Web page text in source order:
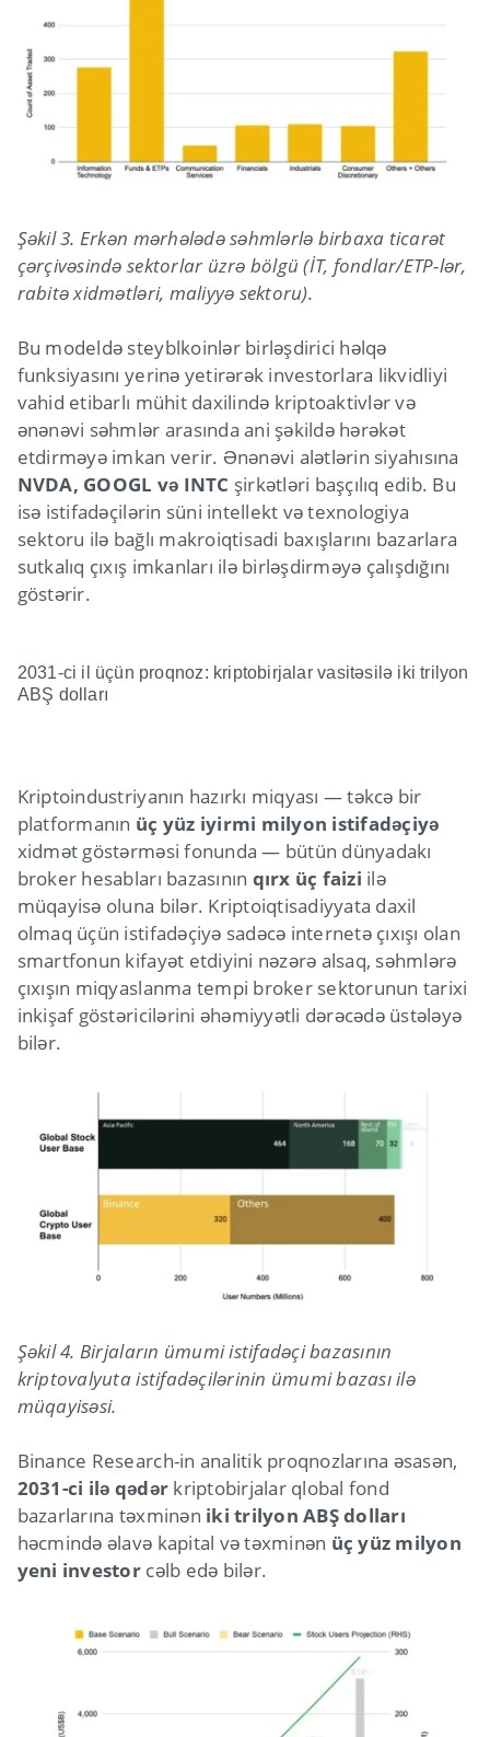
Şəkil 3. Erkən mərhələdə səhmlərlə birbaxa ticarət
çərçivəsində sektorlar üzrə bölgü (İT, fondlar/ETP-lər,
rabitə xidmətləri, maliyyə sektoru).
Bu modeldə steyblkoinlər birləşdirici həlqə
funksiyasını yerinə yetirərək investorlara likvidliyi
vahid etibarlı mühit daxilində kriptoaktivlər və
ənənəvi səhmlər arasında ani şəkildə hərəkət
etdirməyə imkan verir. Ənənəvi alətlərin siyahısına
NVDA, GOOGL və INTC şirkətləri başçılıq edib. Bu
isə istifadəçilərin süni intellekt və texnologiya
sektoru ilə bağlı makroiqtisadi baxışlarını bazarlara
sutkalıq çıxış imkanları ilə birləşdirməyə çalışdığını
göstərir.
2031-ci il üçün proqnoz: kriptobirjalar vasitəsilə iki trilyon
ABŞ dolları
Kriptoindustriyanın hazırkı miqyası — təkcə bir
platformanın üç yüz iyirmi milyon istifadəçiyə
xidmət göstərməsi fonunda — bütün dünyadakı
broker hesabları bazasının qırx üç faizi ilə
müqayisə oluna bilər. Kriptoiqtisadiyyata daxil
olmaq üçün istifadəçiyə sadəcə internetə çıxışı olan
smartfonun kifayət etdiyini nəzərə alsaq, səhmlərə
çıxışın miqyaslanma tempi broker sektorunun tarixi
inkişaf göstəricilərini əhəmiyyətli dərəcədə üstələyə
bilər.
Şəkil 4. Birjaların ümumi istifadəçi bazasının
kriptovalyuta istifadəçilərinin ümumi bazası ilə
müqayisəsi.
Binance Research-in analitik proqnozlarına əsasən,
2031-ci ilə qədər kriptobirjalar qlobal fond
bazarlarına təxminən iki trilyon ABŞ dolları
həcmində əlavə kapital və təxminən üç yüz milyon
yeni investor cəlb edə bilər.